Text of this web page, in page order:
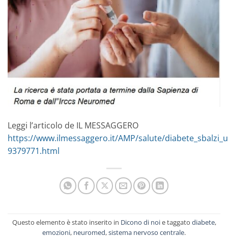
Leggi l’articolo de IL MESSAGGERO
https://www.ilmessaggero.it/AMP/salute/
9379771.html
Questo elemento è stato inserito in Dicono di noie taggato diabete,
emozioni, neuromed,sistema nervoso centrale.